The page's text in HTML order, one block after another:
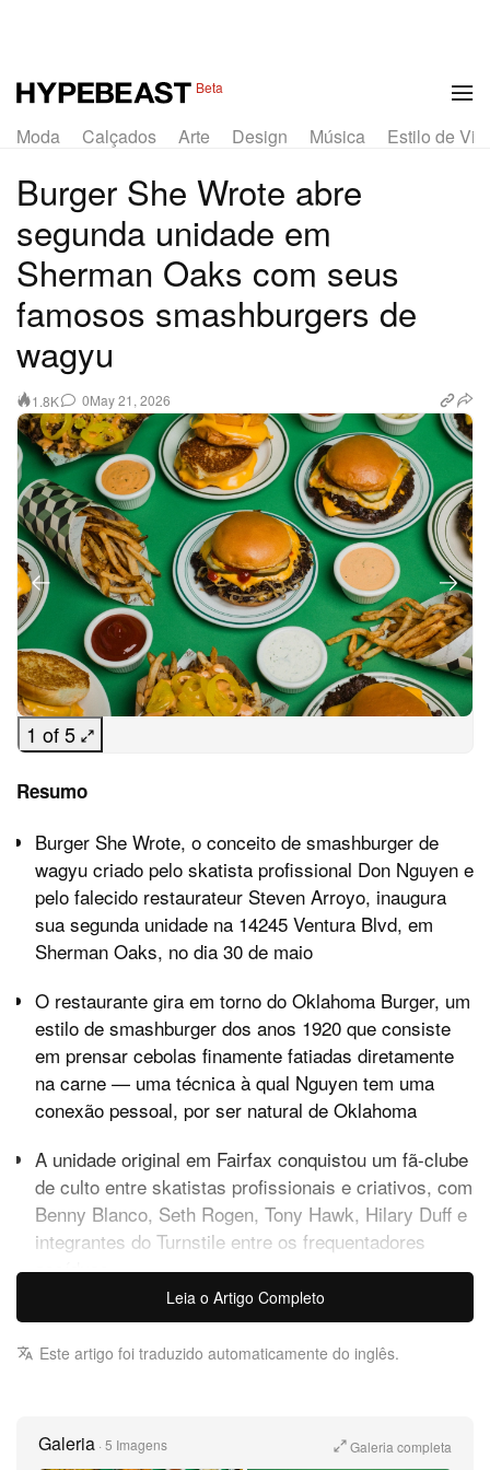
Beta
Moda Calçados Arte Design Música Estilo de
Burger She Wrote abre
segunda unidade em
Sherman Oaks com seus
famosos smashburgers de
wagyu
1.8K 0May 21, 2026
1 of 5
Resumo
Burger She Wrote, o conceito de smashburger de
wagyu criado pelo skatista profissional Don Nguyen e
pelo falecido restaurateur Steven Arroyo, inaugura
sua segunda unidade na 14245 Ventura Blvd, em
Sherman Oaks, no dia 30 de maio
O restaurante gira em torno do Oklahoma Burger, um
estilo de smashburger dos anos 1920 que consiste
em prensar cebolas finamente fatiadas diretamente
na carne — uma técnica à qual Nguyen tem uma
conexão pessoal, por ser natural de Oklahoma
A unidade original em Fairfax conquistou um fã-clube
de culto entre skatistas profissionais e criativos, com
Benny Blanco, Seth Rogen, Tony Hawk, Hilary Duff e
integrantes do Turnstile entre os frequentadores
assíduos
Don Nguyen está levando a Burger She Wrote para
Sherman Oaks. O conceito de smashburger de wagyu
de maio, levando ao Valley, pela primeira vez, o
Leia o Artigo Completo
Este artigo foi traduzido automaticamente do inglês.
Galeria · 5 Imagens Galeria completa